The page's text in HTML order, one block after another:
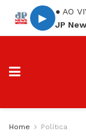
▶
● AO
JP
Home Política